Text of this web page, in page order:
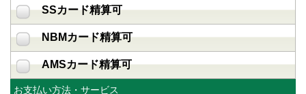
SSカード精算可
NBMカード精算可
AMSカード精算可
お支払い方法・サービス